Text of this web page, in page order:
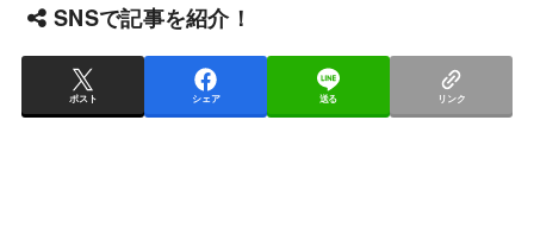
SNSで記事を紹介！
ポスト シェア 送る リンク